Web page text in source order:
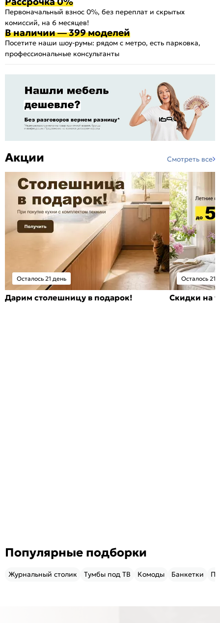
Первоначальный взнос 0%, без переплат и скрытых
комиссий, на 6 месяцев!
В наличии — 399 моделей
Посетите наши шоу-румы: рядом с метро, есть парковка,
профессиональные консультанты
Акции Смотреть все
Осталось 21 день
Дарим столешницу в подарок!
Осталось 21
Скидки на
Популярные подборки
Журнальный столик Тумбы под ТВ Комоды Банкетки